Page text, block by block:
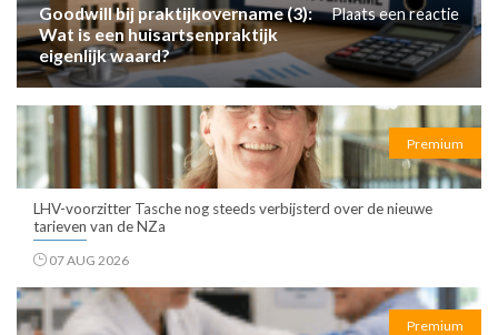
Goodwill bij praktijkovername (3):
Wat is een huisartsenpraktijk
eigenlijk waard?
Plaats een reactie
Premium
LHV-voorzitter Tasche nog steeds verbijsterd over de nieuwe
tarieven van de NZa
07 AUG 2026
Premium